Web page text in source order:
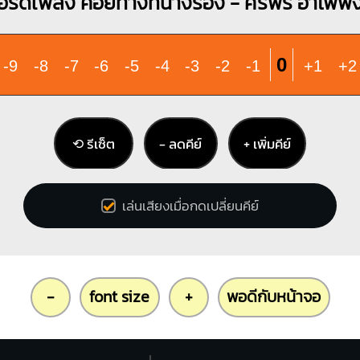
-9 -8 -7 -6 -5 -4 -3 -2 -1 0 +1 +2
⟲ รีเซ็ต − ลดคีย์ + เพิ่มคีย์
เล่นเสียงเมื่อกดเปลี่ยนคีย์
- font size + พอดีกับหน้าจอ